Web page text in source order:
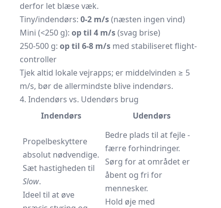
derfor let blæse væk.
Tiny/indendørs: 0-2 m/s(næsten ingen vind)
Mini (<250 g): op til 4 m/s(svag brise)
250-500 g: op til 6-8 m/s med stabiliseret flight-
controller
Tjek altid lokale vejrapps; er middelvinden ≥ 5
m/s, bør de allermindste blive indendørs.
4. Indendørs vs. Udendørs brug
Indendørs
Udendørs
Propelbeskyttere
absolut nødvendige.
Sæt hastigheden til
Slow.
Ideel til at øve
Bedre plads til at fejle -
færre forhindringer.
Sørg for at området er
åbent og fri for
mennesker.
Hold øje med